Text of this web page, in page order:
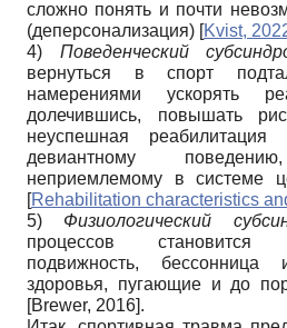
сложно понять и почти
(деперсонализация) [Kvist,
4) Поведенческий
вернуться в спорт
намерениями ускорять
долечившись, повышать
неуспешная
девиантному
неприемлемому в системе
[Rehabilitation characteristics
5) Физиологический
процессов
подвижность,
здоровья, пугающие и до
[Brewer, 2016].